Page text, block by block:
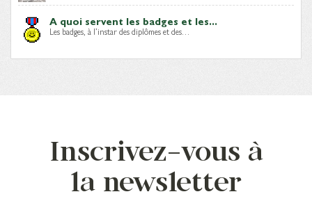
A quoi servent les badges et les...
Les badges, à l’instar des diplômes et des…
Inscrivez-vous à
la newsletter